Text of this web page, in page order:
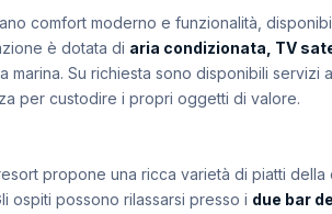
comfort moderno e funzionalità,
è dotata di aria condizionata, TV
marina. Su richiesta sono disponibili servizi
per custodire i propri oggetti di valore.
propone una ricca varietà di piatti della
ospiti possono rilassarsi presso i due bar